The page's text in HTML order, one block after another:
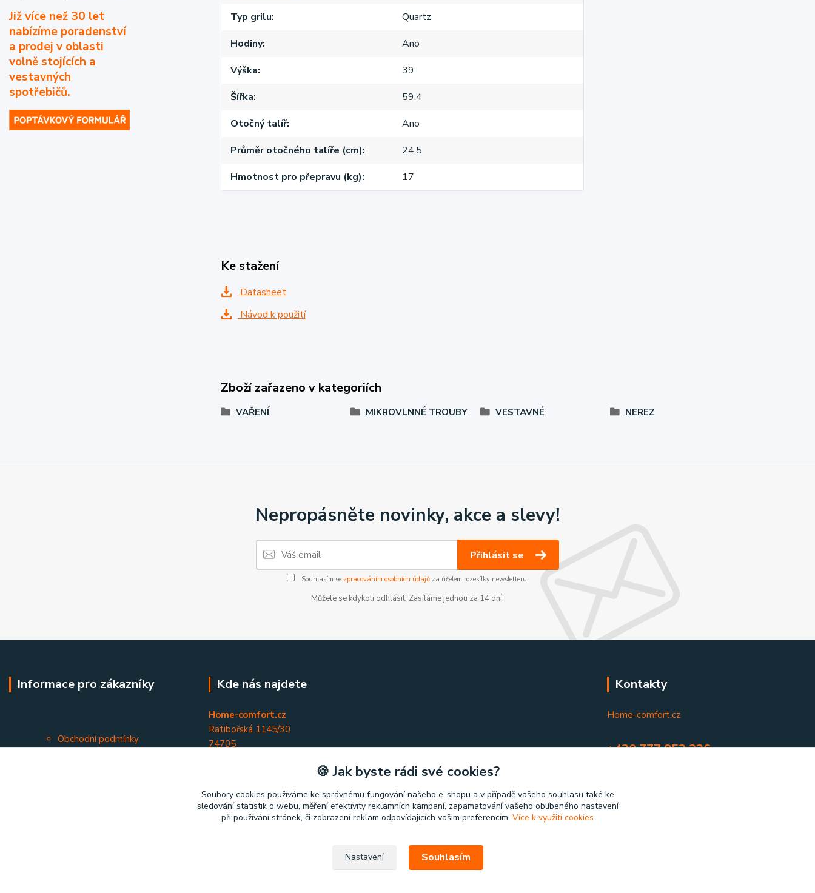
Již více než 30 let
nabízíme poradenství
a prodej v oblasti
volně stojících a
vestavných
spotřebičů.
Typ grilu
Quartz
Hodiny
Ano
Výška
39
Šířka
59,4
Otočný talíř
Ano
Průměr otočného talíře (cm)
24,5
Hmotnost pro přepravu (kg)
17
Ke stažení
Datasheet
Návod k použití
Zboží zařazeno v kategoriích
VAŘENÍ MIKROVLNNÉ TROUBY VESTAVNÉ NEREZ
Nepropásněte novinky, akce a slevy!
Přihlásit se
Souhlasím se zpracováním osobních údajůza účelem rozesílky newsletteru.
Můžete se kdykoli odhlásit. Zasíláme jednou za 14 dní.
Informace pro zákazníky
Obchodní podmínky
Kde nás najdete
Home-comfort.cz
Ratibořská 1145/30
74705
Kontakty
Home-comfort.cz
+420 777 852 326
🍪 Jak byste rádi své cookies?
Soubory cookies používáme ke správnému fungování našeho e-shopu a v případě vašeho souhlasu také ke
sledování statistik o webu, měření efektivity reklamních kampaní, zapamatování vašeho oblíbeného nastavení
při používání stránek, či zobrazení reklam odpovídajících vašim preferencím. Více k využití cookies
Nastavení Souhlasím